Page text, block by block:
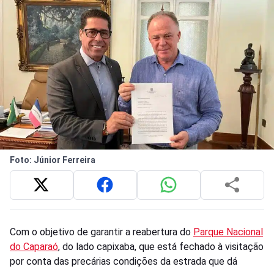
Foto: Júnior Ferreira
Com o objetivo de garantir a reabertura do Parque Nacional
do Caparaó, do lado capixaba, que está fechado à visitação
por conta das precárias condições da estrada que dá